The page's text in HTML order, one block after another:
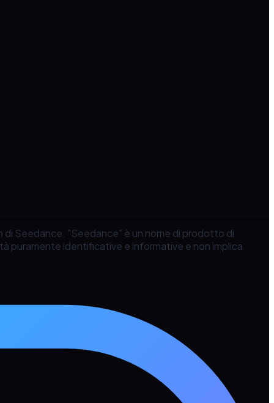
Seedance. "Seedance" è un nome di prodotto di
puramente identificative e informative e non implica